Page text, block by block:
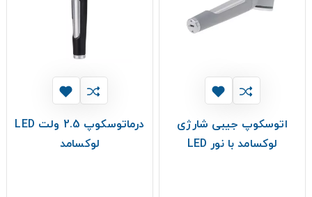
اتوسکوپ جیبی شارژی
لوکسامد با نور LED
درماتوسکوپ 2.5 ولت LED
لوکسامد